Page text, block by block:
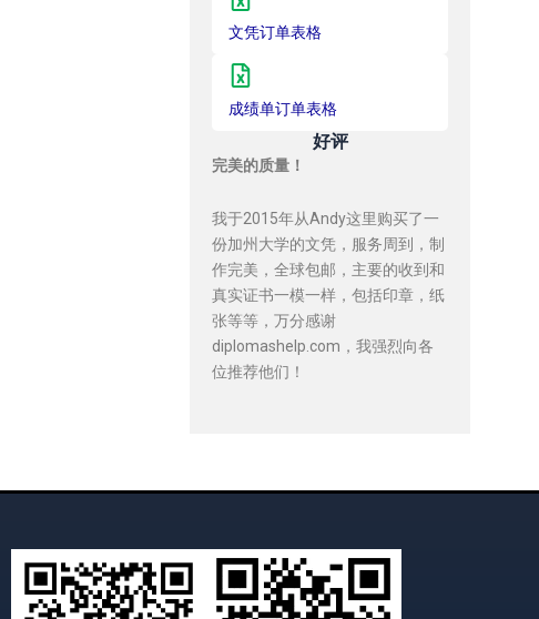
文凭订单表格
成绩单订单表格
好评
完美的质量！
我于2015年从Andy这里购买了一
份加州大学的文凭，服务周到，制
作完美，全球包邮，主要的收到和
真实证书一模一样，包括印章，纸
张等等，万分感谢
diplomashelp.com，我强烈向各
位推荐他们！